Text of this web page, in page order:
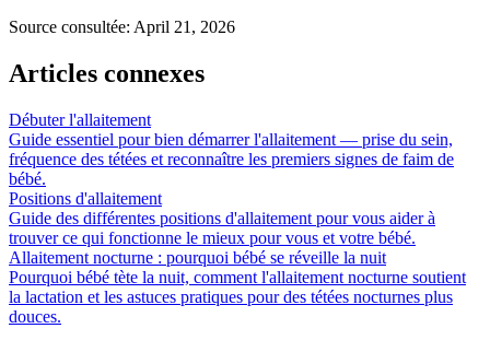
Source consultée: April 21, 2026
Articles connexes
Débuter l'allaitement
Guide essentiel pour bien démarrer l'allaitement — prise du sein,
fréquence des tétées et reconnaître les premiers signes de faim de
bébé.
Positions d'allaitement
Guide des différentes positions d'allaitement pour vous aider à
trouver ce qui fonctionne le mieux pour vous et votre bébé.
Allaitement nocturne : pourquoi bébé se réveille la nuit
Pourquoi bébé tète la nuit, comment l'allaitement nocturne soutient
la lactation et les astuces pratiques pour des tétées nocturnes plus
douces.